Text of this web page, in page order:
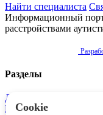
Найти специалиста
Информационный
расстройствами
Разделы
Диагностика
Реабилитация
Cookie